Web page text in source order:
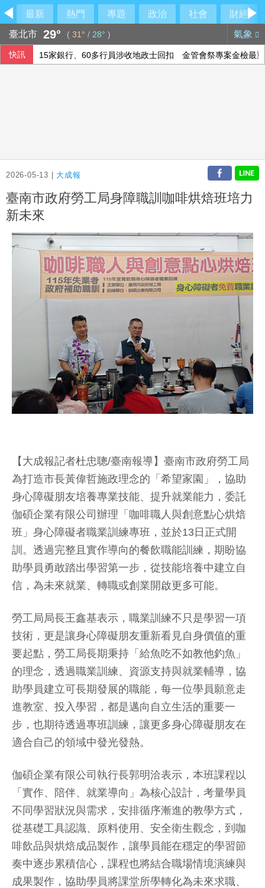
最新 熱門 專題 政治 社會
財經
臺北市 29° ( 31° / 28° ) 氣象
快訊 15家銀行、60多行員涉收地政士回扣 金管會祭專案金檢最
2026-05-13 | 大成報
臺南市政府勞工局身障職訓咖啡烘焙班培力
新未來
【大成報記者杜忠聰/臺南報導】臺南市政府勞工局
為打造市長黃偉哲施政理念的「希望家園」，協助
身心障礙朋友培養專業技能、提升就業能力，委託
伽碩企業有限公司辦理「咖啡職人與創意點心烘焙
班」身心障礙者職業訓練專班，並於13日正式開
訓。透過完整且實作導向的餐飲職能訓練，期盼協
助學員勇敢踏出學習第一步，從技能培養中建立自
信，為未來就業、轉職或創業開啟更多可能。
勞工局局長王鑫基表示，職業訓練不只是學習一項
技術，更是讓身心障礙朋友重新看見自身價值的重
要起點，勞工局長期秉持「給魚吃不如教他釣魚」
的理念，透過職業訓練、資源支持與就業輔導，協
助學員建立可長期發展的職能，每一位學員願意走
進教室、投入學習，都是邁向自立生活的重要一
步，也期待透過專班訓練，讓更多身心障礙朋友在
適合自己的領域中發光發熱。
伽碩企業有限公司執行長郭明洽表示，本班課程以
「實作、陪伴、就業導向」為核心設計，考量學員
不同學習狀況與需求，安排循序漸進的教學方式，
從基礎工具認識、原料使用、安全衛生觀念，到咖
啡飲品與烘焙成品製作，讓學員能在穩定的學習節
奏中逐步累積信心，課程也將結合職場情境演練與
成果製作，協助學員將課堂所學轉化為未來求職、